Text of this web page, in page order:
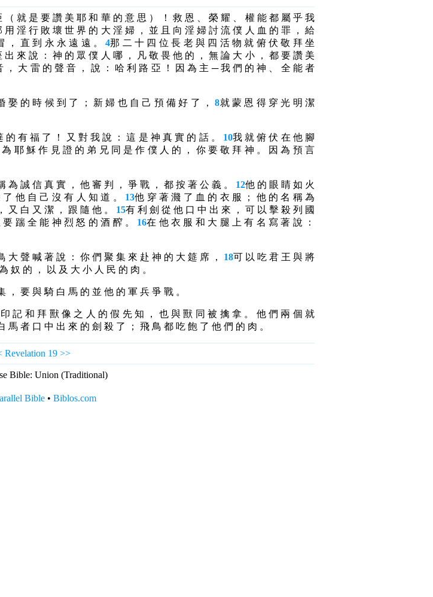
就 是 要 讚 美 耶 和 華 的 意 思 ） ！ 救 恩 、 榮 耀 、 權 能 都 屬 乎 我
淫 行 敗 壞 世 界 的 大 淫 婦 ， 並 且 向 淫 婦 討 流 僕 人 血 的 罪 ， 給
， 直 到 永 永 遠 遠 。4那 二 十 四 位 長 老 與 四 活 物 就 俯 伏 敬 拜 坐
出 來 說 ： 神 的 眾 僕 人 哪 ， 凡 敬 畏 他 的 ， 無 論 大 小 ， 都 要 讚 美
， 大 雷 的 聲 音 ， 說 ： 哈 利 路 亞 ！ 因 為 主 ─ 我 們 的 神 、 全 能 者
娶 的 時 候 到 了 ； 新 婦 也 自 己 預 備 好 了 ，8就 蒙 恩 得 穿 光 明 潔
有 福 了 ！ 又 對 我 說 ： 這 是 神 真 實 的 話 。 10我 就 俯 伏 在 他 腳
耶 穌 作 見 證 的 弟 兄 同 是 作 僕 人 的 ， 你 要 敬 拜 神 。 因 為 預 言
為 誠 信 真 實 ， 他 審 判 ， 爭 戰 ， 都 按 著 公 義 。 12他 的 眼 睛 如 火
他 自 己 沒 有 人 知 道 。 13他 穿 著 濺 了 血 的 衣 服 ； 他 的 名 稱 為
又 白 又 潔 ， 跟 隨 他 。 15有 利 劍 從 他 口 中 出 來 ， 可 以 擊 殺 列 國
踹 全 能 神 烈 怒 的 酒 醡 。 16在 他 衣 服 和 大 腿 上 有 名 寫 著 說 ：
大 聲 喊 著 說 ： 你 們 聚 集 來 赴 神 的 大 筵 席 ， 18可 以 吃 君 王 與 將
奴 的 ， 以 及 大 小 人 民 的 肉 。
要 與 騎 白 馬 的 並 他 的 軍 兵 爭 戰 。
記 和 拜 獸 像 之 人 的 假 先 知 ， 也 與 獸 同 被 擒 拿 。 他 們 兩 個 就
馬 者 口 中 出 來 的 劍 殺 了 ； 飛 鳥 都 吃 飽 了 他 們 的 肉 。
Revelation 19 >>
Bible: Union (Traditional)
Bible• Biblos.com